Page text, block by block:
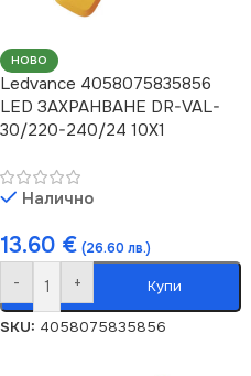
НОВО
Ledvance 4058075835856
LED ЗАХРАНВАНЕ DR-VAL-
30/220-240/24 10X1
Налично
13.60 € (26.60 лв.)
- + Купи
SKU: 4058075835856